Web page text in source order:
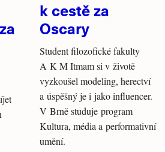
k cestě za
Oscary
Student filozofické fakulty
A K M Itmam si v životě
vyzkoušel modeling, herectví
a úspěšný je i jako influencer.
V Brně studuje program
Kultura, média a performativní
umění.